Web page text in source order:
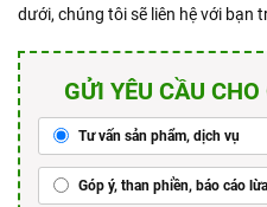
dưới, chúng tôi sẽ liên hệ với bạn
GỬI YÊU CẦU
Tư vấn sản phẩm, dịch vụ
Góp ý, than phiền, báo cáo